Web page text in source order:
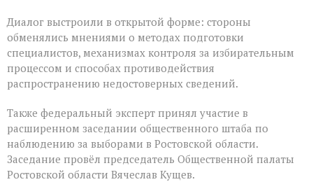
Диалог выстроили в открытой форме: стороны
обменялись мнениями о методах подготовки
специалистов, механизмах контроля за избирательным
процессом и способах противодействия
распространению недостоверных сведений.
Также федеральный эксперт принял участие в
расширенном заседании общественного штаба по
наблюдению за выборами в Ростовской области.
Заседание провёл председатель Общественной палаты
Ростовской области Вячеслав Кущев.